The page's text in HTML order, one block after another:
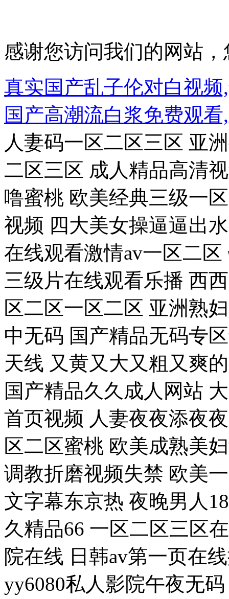
感谢您访问我们的网站
真实国产乱子伦对白视
国产高潮流白浆免费观